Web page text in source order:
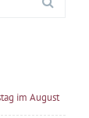
im August